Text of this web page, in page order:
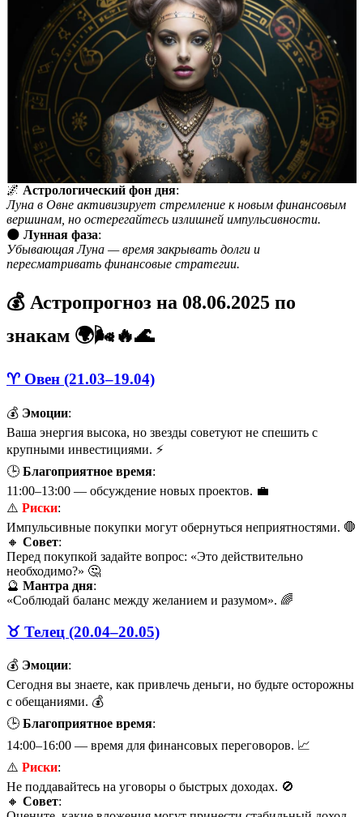
🌌 Астрологический фон дня:
Луна в Овне активизирует стремление к новым финансовым
вершинам, но остерегайтесь излишней импульсивности.
🌑 Лунная фаза:
Убывающая Луна — время закрывать долги и
пересматривать финансовые стратегии.
💰 Астропрогноз на 08.06.2025 по
знакам 🌍🌬️🔥🌊
♈ Овен (21.03–19.04)
💰 Эмоции:
Ваша энергия высока, но звезды советуют не спешить с
крупными инвестициями. ⚡
🕒 Благоприятное время:
11:00–13:00 — обсуждение новых проектов. 💼
⚠️ Риски:
Импульсивные покупки могут обернуться неприятностями. 🛑
🔸 Совет:
Перед покупкой задайте вопрос: «Это действительно
необходимо?» 🤔
🔮 Мантра дня:
«Соблюдай баланс между желанием и разумом». 🌈
♉ Телец (20.04–20.05)
💰 Эмоции:
Сегодня вы знаете, как привлечь деньги, но будьте осторожны
с обещаниями. 💰
🕒 Благоприятное время:
14:00–16:00 — время для финансовых переговоров. 📈
⚠️ Риски:
Не поддавайтесь на уговоры о быстрых доходах. 🚫
🔸 Совет: